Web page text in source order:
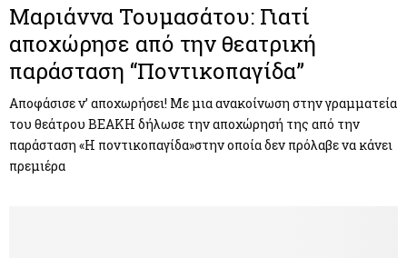
Μαριάννα Τουμασάτου: Γιατί
αποχώρησε από την θεατρική
παράσταση “Ποντικοπαγίδα”
Αποφάσισε ν’ αποχωρήσει! Με μια ανακοίνωση στην γραμματεία
του θεάτρου ΒΕΑΚΗ δήλωσε την αποχώρησή της από την
παράσταση «Η ποντικοπαγίδα»στην οποία δεν πρόλαβε να κάνει
πρεμιέρα